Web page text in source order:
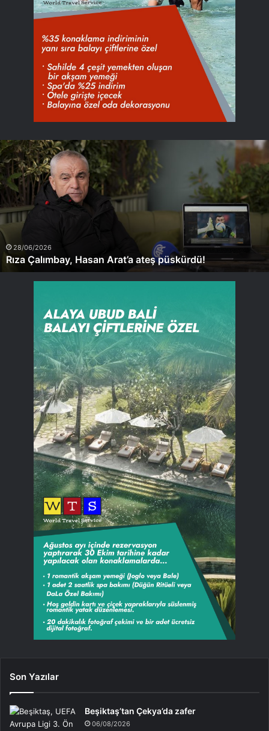
Rıza
Çalımbay,
Hasan
Arat’a
püskürdü!
28/06/2026
Rıza Çalımbay, Hasan Arat’a ateş püskürdü!
Son Yazılar
Beşiktaş’tan Çekya’da zafer
06/08/2026